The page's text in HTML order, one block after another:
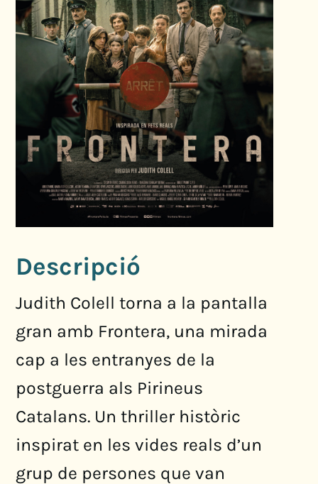
Descripció
Judith Colell torna a la pantalla
gran amb Frontera, una mirada
cap a les entranyes de la
postguerra als Pirineus
Catalans. Un thriller històric
inspirat en les vides reals d’un
grup de persones que van